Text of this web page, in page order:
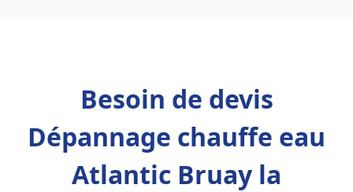
Besoin de devis
Dépannage chauffe eau
Atlantic Bruay la